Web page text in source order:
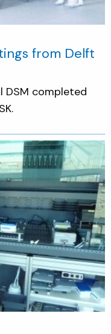
from Delft
DSM completed